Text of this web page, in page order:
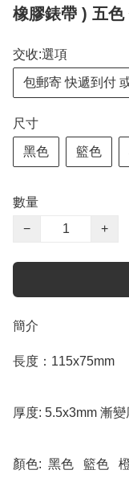
橡膠錶帶 ) 五色
交收:選項
包郵寄 快遞到付
尺寸
黑色 籃色
數量
−
+
簡介
長度：115x75mm
厚度: 5.5x3mm 漸變
顏色:  黑色   籃色